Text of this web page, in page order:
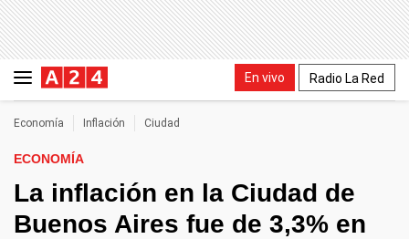
En vivo Radio La Red
Economía Inflación Ciudad
ECONOMÍA
La inflación en la Ciudad de
Buenos Aires fue de 3,3% en